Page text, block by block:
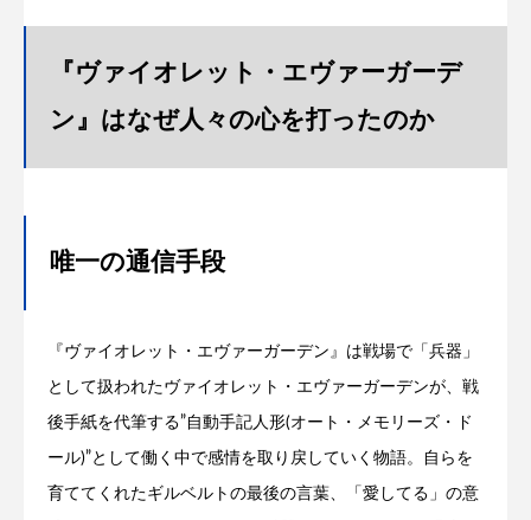
『ヴァイオレット・エヴァーガーデ
ン』はなぜ人々の心を打ったのか
唯一の通信手段
『ヴァイオレット・エヴァーガーデン』は戦場で「兵器」
として扱われたヴァイオレット・エヴァーガーデンが、戦
後手紙を代筆する”自動手記人形(オート・メモリーズ・ド
ール)”として働く中で感情を取り戻していく物語。自らを
育ててくれたギルベルトの最後の言葉、「愛してる」の意